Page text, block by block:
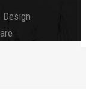
Design